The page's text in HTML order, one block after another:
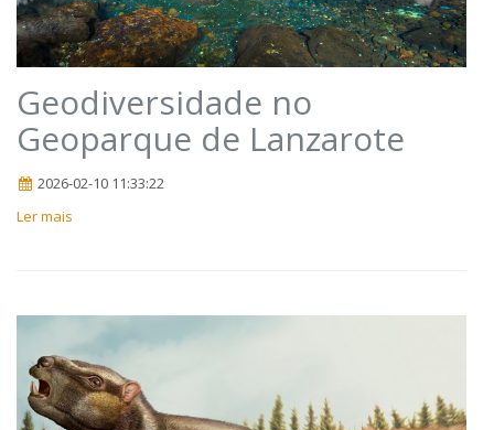
Geodiversidade no
Geoparque de Lanzarote
2026-02-10 11:33:22
Ler mais